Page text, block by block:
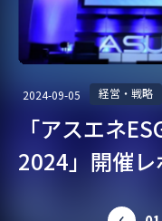
2024-09-05 経営・戦略
「アスエネ
2024」開催